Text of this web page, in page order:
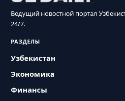
Ведущий новостной портал
24/7.
РАЗДЕЛЫ
Узбекистан
Экономика
Финансы